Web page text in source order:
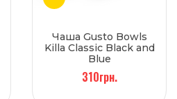
Чаша Gusto Bowls
Killa Classic Black and
Blue
310грн.